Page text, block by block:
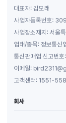
대표자: 김모래
사업자등록번호:
사업장소재지: 서울
업태/종목: 정보통신
통신판매업 신고번
이메일:
고객센터: 1551-
회사